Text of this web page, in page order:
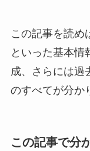
この記事を読め
といった基本情
成、さらには過
のすべてが分か
この記事で分